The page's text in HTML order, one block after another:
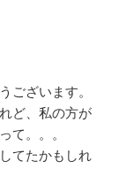
ございます。
ど、私の方が
て。。。
てたかもしれ